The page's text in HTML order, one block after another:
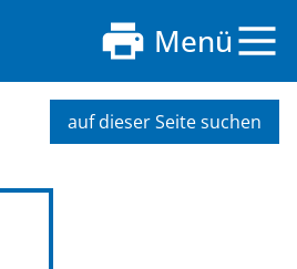
Menü
auf dieser Seite suchen